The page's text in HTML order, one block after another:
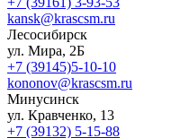
kansk@krascsm.ru
Лесосибирск
ул. Мира, 2Б
+7 (39145)5-10-10
kononov@krascsm.ru
Минусинск
ул. Кравченко, 13
+7 (39132) 5-15-88